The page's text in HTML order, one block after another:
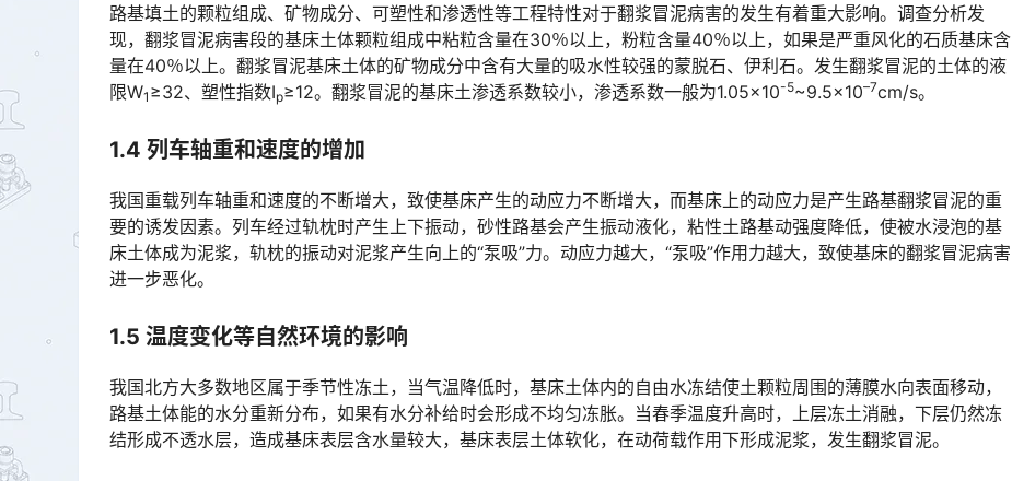
路基填土的颗粒组成、矿物成分、可塑性和渗透性等工程特性对于翻浆冒泥病害的发生有着重大影响。调查分析发
现，翻浆冒泥病害段的基床土体颗粒组成中粘粒含量在30％以上，粉粒含量40％以上，如果是严重风化的石质基床含
量在40％以上。翻浆冒泥基床土体的矿物成分中含有大量的吸水性较强的蒙脱石、伊利石。发生翻浆冒泥的土体的液
限W󠅅󠅃󠄵󠅂󠄪󠇖󠆨󠆨󠇕󠆞󠆒󠅬󠇘󠆭󠆘󠇙󠆝󠅵󠇗󠆭󠆁󠄐󠇗󠅹󠅸󠇖󠆍󠅳󠇖󠅹󠅰󠇖󠆌󠅹1 ≥32、塑性指数Ip≥12。翻浆冒泥的基床土渗透系数较小，渗透系数一般为1.05×10-5~9.5×10–7cm/s。
1.4 列车轴重和速度的增加
我国重载列车轴重和速度的不断增大，致使基床产生的动应力不断增大，而基床上的动应力是产生路基翻浆冒泥的重
要的诱发因素。列车经过轨枕时产生上下振动，砂性路基会产生振动液化，粘性土路基动强度降低，使被水浸泡的基
床土体成为泥浆，轨枕的振动对泥浆产生向上的“泵吸”力。动应力越大，“泵吸”作用力越大，致使基床的翻浆冒泥病害
进一步恶化。󠅅󠅃󠄵󠅂󠄪󠇖󠆨󠆨󠇕󠆞󠆒󠅬󠇘󠆭󠆘󠇙󠆝󠅵󠇗󠆭󠆁󠄐󠇗󠅹󠅸󠇖󠆍󠅳󠇖󠅹󠅰󠇖󠆌󠅹
1.5 温度变化等自然环境的影响
我国北方大多数地区属于季节性冻土，当气温降低时，基床土体内的自由水冻结使土颗粒周围的薄膜水向表面移动，
路基土体能的水分重新分布，如果有水分补给时会形成不均匀冻胀。当春季温度升高时，上层冻土消融，下层仍然冻
结形成不透水层，造成基床表层含水量较大，基床表层土体软化，在动荷载作用下形成泥浆，发生翻浆冒泥。󠅅󠅃󠄵󠅂󠄪󠇖󠆨󠆨󠇕󠆞󠆒󠅬󠇘󠆭󠆘󠇙󠆝󠅵󠇗󠆭󠆁󠄐󠇗󠅹󠅸󠇖󠆍󠅳󠇖󠅹󠅰󠇖󠆌󠅹